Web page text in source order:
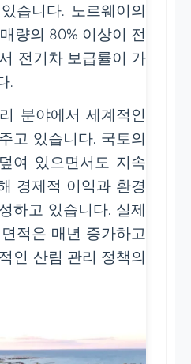
습니다. 노르웨이의
량의 80% 이상이 전
전기차 보급률이 가
.
분야에서 세계적인
고 있습니다. 국토의
여 있으면서도 지속
경제적 이익과 환경
하고 있습니다. 실제
적은 매년 증가하고
인 산림 관리 정책의